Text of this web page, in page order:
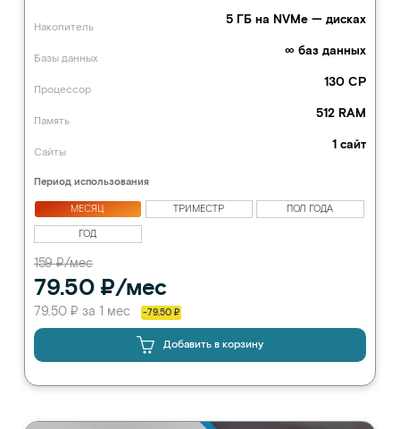
Накопитель 5 ГБ на NVMe — дисках
Базы данных ∞ баз данных
Процессор 130 CP
Память 512 RAM
Сайты 1 сайт
Период использования
МЕСЯЦ ТРИМЕСТР
ПОЛ ГОДА
ГОД
159 ₽/мес
79.50 ₽/мес
79.50 ₽ за 1 мес -79.50 ₽
Добавить в корзину